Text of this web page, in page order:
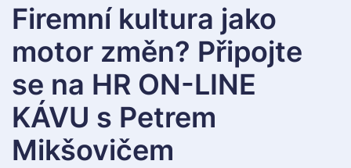
Firemní kultura jako
motor změn? Připojte
se na HR ON-LINE
KÁVU s Petrem
Mikšovičem